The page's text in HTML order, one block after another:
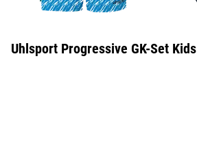
Uhlsport Progressive GK-Set Kids